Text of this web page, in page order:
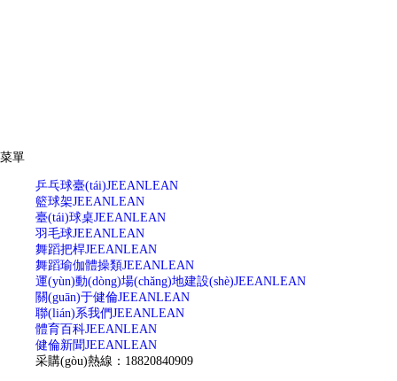
菜單
乒乓球臺(tái)JEEANLEAN
籃球架JEEANLEAN
臺(tái)球桌JEEANLEAN
羽毛球JEEANLEAN
舞蹈把桿JEEANLEAN
舞蹈瑜伽體操類JEEANLEAN
運(yùn)動(dòng)場(chǎng)地建設(shè)JEEANLEAN
關(guān)于健倫JEEANLEAN
聯(lián)系我們JEEANLEAN
體育百科JEEANLEAN
健倫新聞JEEANLEAN
采購(gòu)熱線：18820840909